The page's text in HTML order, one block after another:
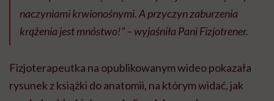
naczyniami krwionośnymi. A przyczyn zaburzenia
krążenia jest mnóstwo!” – wyjaśniła Pani Fizjotrener.
Fizjoterapeutka na opublikowanym wideo pokazała
rysunek z książki do anatomii, na którym widać, jak